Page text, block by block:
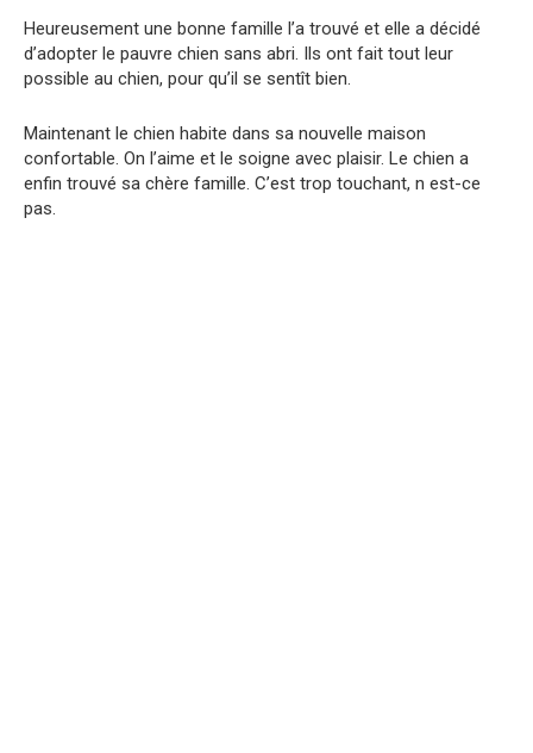
Heureusement une bonne famille l’a trouvé et elle a décidé
d’adopter le pauvre chien sans abri. Ils ont fait tout leur
possible au chien, pour qu’il se sentît bien.
Maintenant le chien habite dans sa nouvelle maison
confortable. On l’aime et le soigne avec plaisir. Le chien a
enfin trouvé sa chère famille. C’est trop touchant, n est-ce
pas.